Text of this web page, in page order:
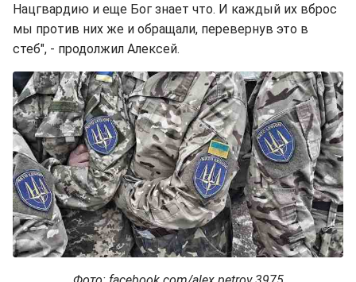
Нацгвардию и еще Бог знает что. И каждый их вброс
мы против них же и обращали, перевернув это в
стеб", - продолжил Алексей.